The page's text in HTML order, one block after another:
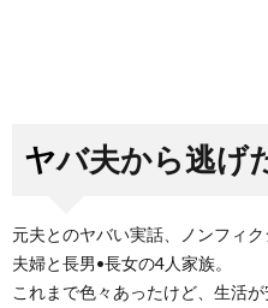
ヤバ夫から逃げ
元夫とのヤバい実話、ノンフィク
夫婦と長男•長女の4人家族。
これまで色々あったけど、生活